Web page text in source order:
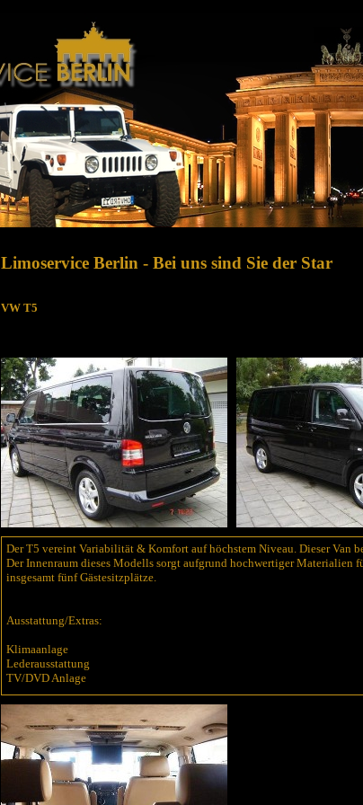
Limoservice Berlin - Bei uns sind Sie der Star
VW T5
Der T5 vereint Variabilität & Komfort auf höchstem Niveau. Dieser Van
Der Innenraum dieses Modells sorgt aufgrund hochwertiger Materialien
insgesamt fünf Gästesitzplätze.
Ausstattung/Extras:
Klimaanlage
Lederausstattung
TV/DVD Anlage